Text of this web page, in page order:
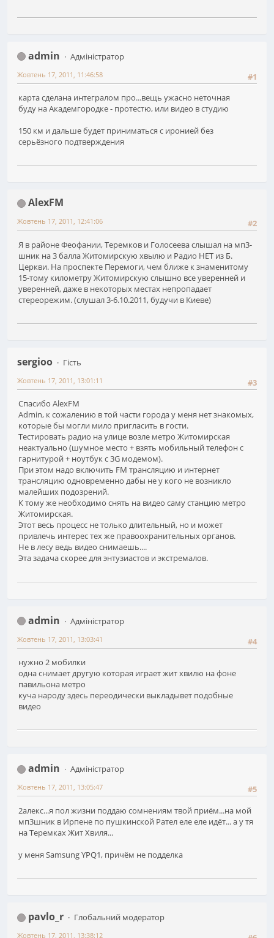
admin
Адміністратор
#1
Жовтень 17, 2011, 11:46:58
карта сделана интегралом про...вещь ужасно неточная
буду на Академгородке - протестю, или видео в студию
150 км и дальше будет приниматься с иронией без
серьёзного подтверждения
AlexFM
#2
Жовтень 17, 2011, 12:41:06
Я в районе Феофании, Теремков и Голосеева слышал на мп3-
шник на 3 балла Житомирскую хвылю и Радио НЕТ из Б.
Церкви. На проспекте Перемоги, чем ближе к знаменитому
15-тому километру Житомирскую слышно все уверенней и
уверенней, даже в некоторых местах непропадает
стереорежим. (слушал 3-6.10.2011, будучи в Киеве)
sergioo
Гість
#3
Жовтень 17, 2011, 13:01:11
Спасибо AlexFM
Admin, к сожалению в той части города у меня нет знакомых,
которые бы могли мило пригласить в гости.
Тестировать радио на улице возле метро Житомирская
неактуально (шумное место + взять мобильный телефон с
гарнитурой + ноутбук с 3G модемом).
При этом надо включить FM трансляцию и интернет
трансляцию одновременно дабы не у кого не возникло
малейших подозрений.
К тому же необходимо снять на видео саму станцию метро
Житомирская.
Этот весь процесс не только длительный, но и может
привлечь интерес тех же правоохранительных органов.
Не в лесу ведь видео снимаешь....
Эта задача скорее для энтузиастов и экстремалов.
admin
Адміністратор
#4
Жовтень 17, 2011, 13:03:41
нужно 2 мобилки
одна снимает другую которая играет жит хвилю на фоне
павильона метро
куча народу здесь переодически выкладывет подобные
видео
admin
Адміністратор
#5
Жовтень 17, 2011, 13:05:47
2алекс...я пол жизни поддаю сомнениям твой приём...на мой
мп3шник в Ирпене по пушкинской Рател еле еле идёт... а у тя
на Теремках Жит Хвиля...
у меня Samsung YPQ1, причём не подделка
pavlo_r
Глобальний модератор
Жовтень 17, 2011, 13:38:12